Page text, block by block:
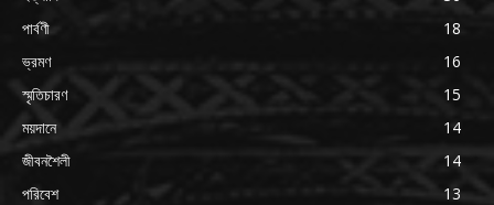
পার্বণী
18
ভ্রমণ
16
স্মৃতিচারণ
15
ময়দানে
14
জীবনশৈলী
14
পরিবেশ
13